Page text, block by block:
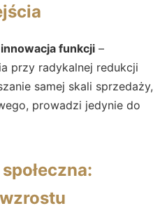
innowacja funkcji –
przy radykalnej redukcji
samej skali sprzedaży,
prowadzi jedynie do